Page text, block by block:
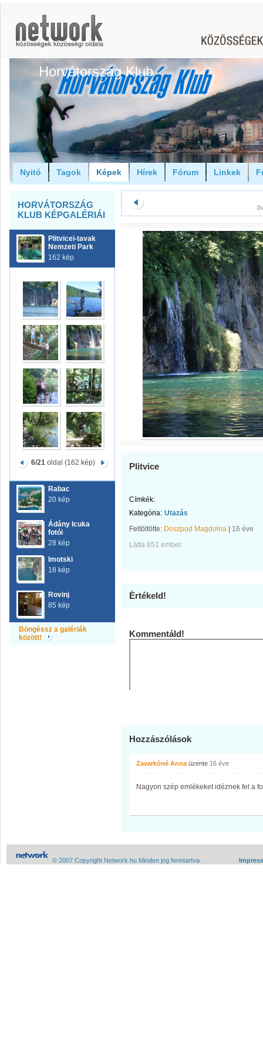
Horvátország Klub
Nyitó Tagok Képek Hírek Fórum Linkek
HORVÁTORSZÁG
KLUB KÉPGALÉRIÁI
Plitvicei-tavak
Nemzeti Park
162 kép
6/21oldal (162 kép)
Rabac
20 kép
Ádány Icuka
fotói
28 kép
Imotski
18 kép
Rovinj
85 kép
Böngéssz a galériák
között!
Plitvice
Címkék:
Kategória: Utazás
Feltöltötte: Doszpod Magdolna
16 éve
Látta 651 ember.
Értékeld!
Kommentáld!
Hozzászólások
Zavarkóné Anna üzente 16 éve
Nagyon szép emlékeket idéznek fel a
© 2007 Copyright Network.hu Minden jog fenntartva.